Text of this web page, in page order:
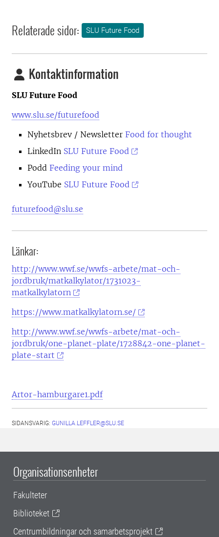
Relaterade sidor: SLU Future Food
Kontaktinformation
SLU Future Food
www.slu.se/futurefood
Nyhetsbrev / Newsletter Food for thought
LinkedIn SLU Future Food
Podd Feeding your mind
YouTube SLU Future Food
futurefood@slu.se
Länkar:
http://www.wwf.se/wwfs-arbete/mat-och-
jordbruk/matkalkylator/1731023-
matkalkylatorn
https://www.matkalkylatorn.se/
http://www.wwf.se/wwfs-arbete/mat-och-
jordbruk/one-planet-plate/1728842-one-planet-
plate-start
Artor-hamburgare1.pdf
SIDANSVARIG: GUNILLA.LEFFLER@SLU.SE
Organisationsenheter
Fakulteter
Biblioteket
Centrumbildningar och samarbetsprojekt